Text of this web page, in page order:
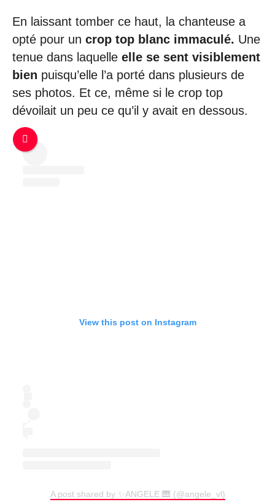
En laissant tomber ce haut, la chanteuse a
opté pour un crop top blanc immaculé. Une
tenue dans laquelle elle se sent visiblement
bien puisqu’elle l’a porté dans plusieurs de
ses photos. Et ce, même si le crop top
dévoilait un peu ce qu’il y avait en dessous.
View this post on Instagram
A post shared by ✨ANGELE 🎹 (@angele_vl)